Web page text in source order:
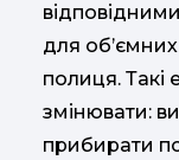
для
полиця. Такі
змінювати:
прибирати